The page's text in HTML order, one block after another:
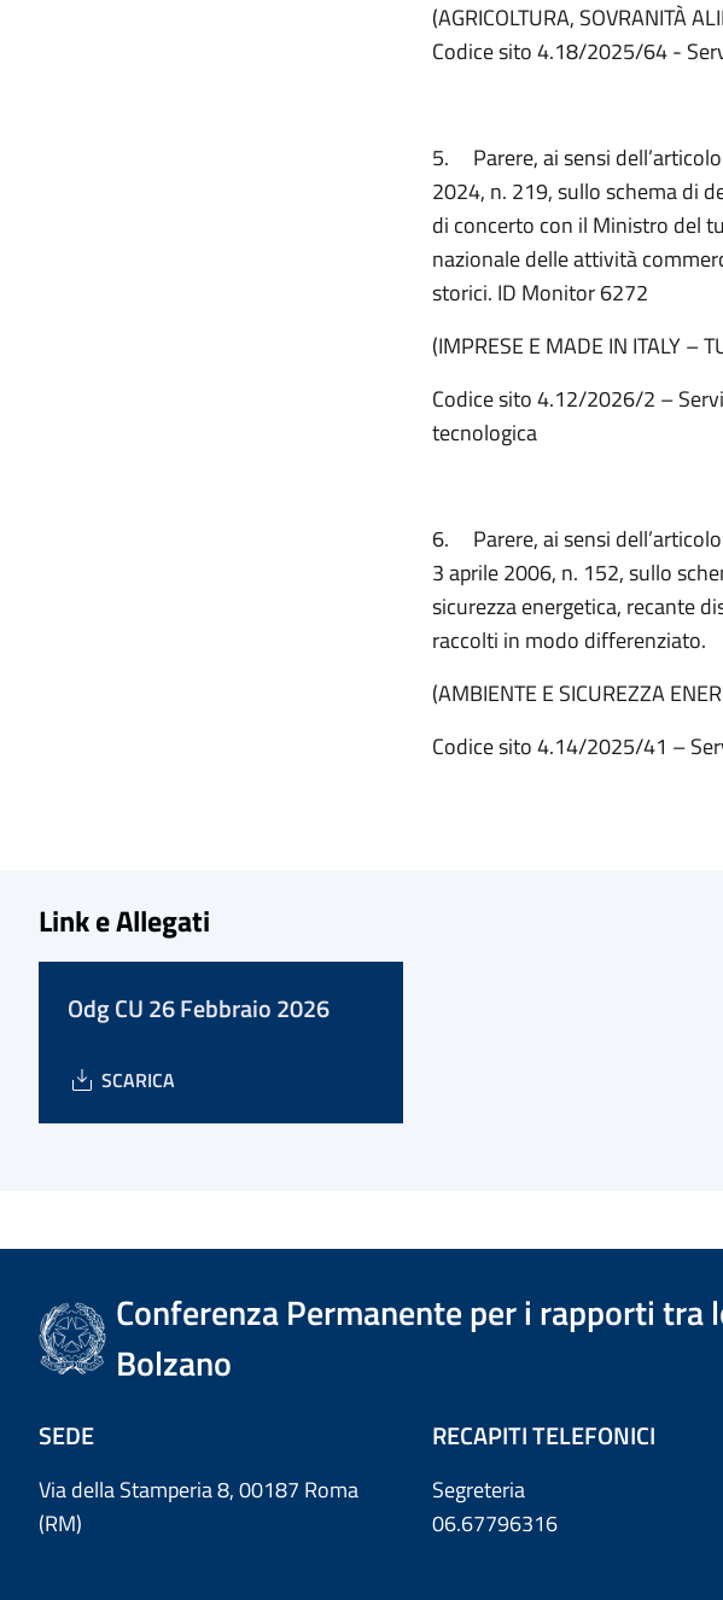
(AGRICOLTURA, SOVRANITÀ
Codice sito 4.18/2025/64 -
5. Parere, ai sensi
2024, n. 219, sullo schema di
di concerto con il Ministro del
nazionale delle attività
storici. ID Monitor 6272
(IMPRESE E MADE IN ITALY –
Codice sito 4.12/2026/2 –
tecnologica
6. Parere, ai sensi
3 aprile 2006, n. 152, sullo
sicurezza energetica, recante
raccolti in modo differenziato.
(AMBIENTE E SICUREZZA
Codice sito 4.14/2025/41 –
Link e Allegati
Odg CU 26 Febbraio 2026
SCARICA
Conferenza Permanente per i rapporti tra
Bolzano
SEDE
Via della Stamperia 8, 00187 Roma
(RM)
RECAPITI TELEFONICI
Segreteria
06.67796316